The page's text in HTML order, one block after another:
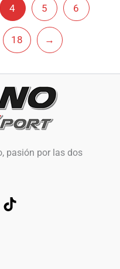
4 5 6
18 →
pasión por las dos